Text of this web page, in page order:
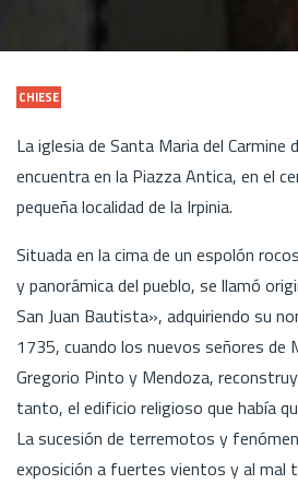
CHIESE
La iglesia de Santa Maria del
encuentra en la Piazza Antica, en el
pequeña localidad de la Irpinia.
Situada en la cima de un espolón
y panorámica del pueblo, se llamó
San Juan Bautista», adquiriendo su
1735, cuando los nuevos señores de
Gregorio Pinto y Mendoza,
tanto, el edificio religioso que había
La sucesión de terremotos y
exposición a fuertes vientos y al mal